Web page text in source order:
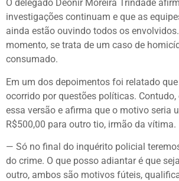
O delegado Deonir Moreira Trindade
investigações continuam e que as
ainda estão ouvindo todos os
momento, se trata de um caso de
consumado.
Em um dos depoimentos foi relatado
ocorrido por questões políticas. Contudo,
essa versão e afirma que o motivo seria
R$500,00 para outro tio, irmão da vítima.
— Só no final do inquérito policial
do crime. O que posso adiantar é que
outro, ambos são motivos fúteis,